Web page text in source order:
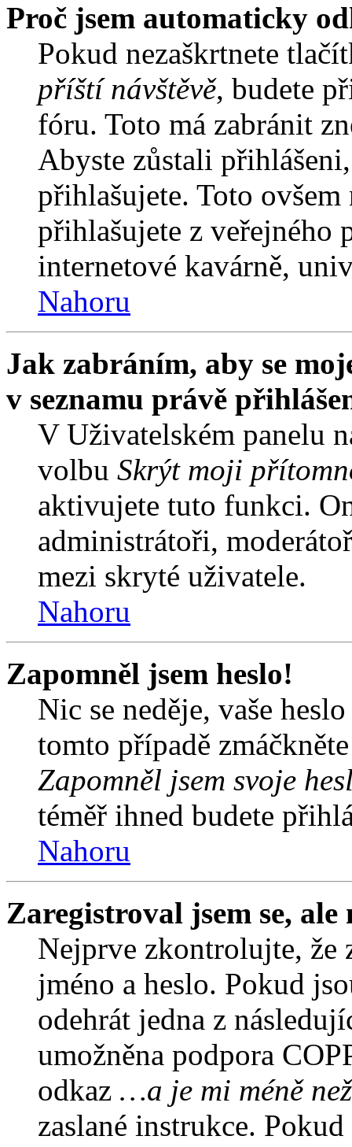
Proč jsem automaticky
Pokud nezaškrtnete
příští návštěvě, budete
fóru. Toto má zabránit
Abyste zůstali
přihlašujete. Toto
přihlašujete z veřejného
internetové kavárně,
Nahoru
Jak zabráním, aby se
v seznamu právě
V Uživatelském panelu
volbu Skrýt moji
aktivujete tuto funkci.
administrátoři,
mezi skryté uživatele.
Nahoru
Zapomněl jsem heslo!
Nic se neděje, vaše
tomto případě
Zapomněl jsem svoje
téměř ihned budete
Nahoru
Zaregistroval jsem se,
Nejprve zkontrolujte, že
jméno a heslo. Pokud
odehrát jedna z
umožněna podpora
odkaz …a je mi méně
zaslané instrukce.